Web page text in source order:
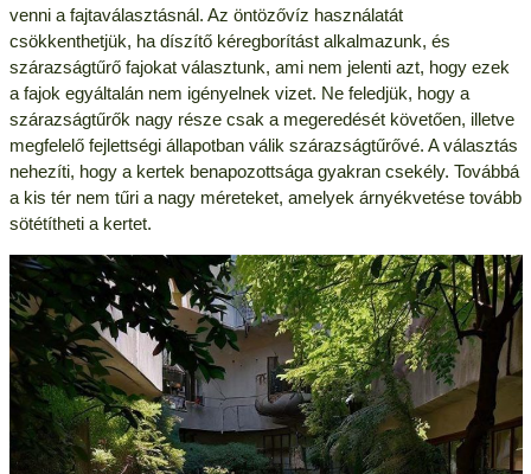
venni a fajtaválasztásnál. Az öntözővíz használatát
csökkenthetjük, ha díszítő kéregborítást alkalmazunk, és
szárazságtűrő fajokat választunk, ami nem jelenti azt, hogy ezek
a fajok egyáltalán nem igényelnek vizet. Ne feledjük, hogy a
szárazságtűrők nagy része csak a megeredését követően, illetve
megfelelő fejlettségi állapotban válik szárazságtűrővé. A választás
nehezíti, hogy a kertek benapozottsága gyakran csekély. Továbbá
a kis tér nem tűri a nagy méreteket, amelyek árnyékvetése tovább
sötétítheti a kertet.